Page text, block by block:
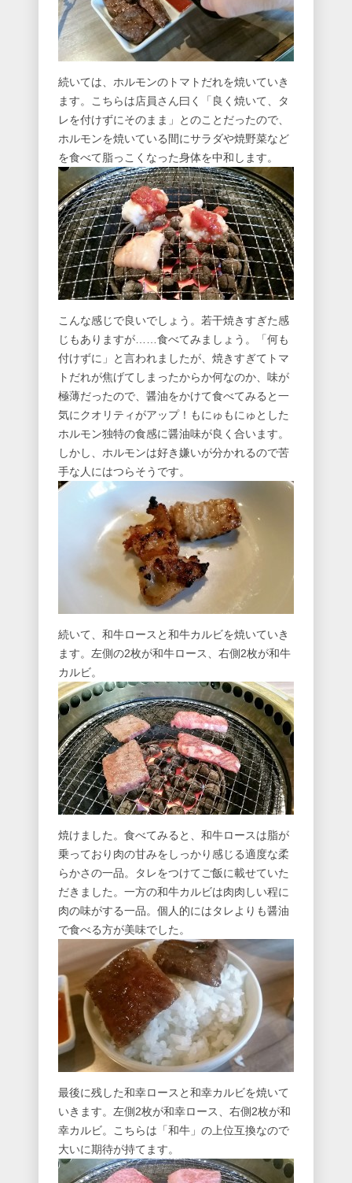
続いては、ホルモンのトマトだれを焼いていき
ます。こちらは店員さん曰く「良く焼いて、タ
レを付けずにそのまま」とのことだったので、
ホルモンを焼いている間にサラダや焼野菜など
を食べて脂っこくなった身体を中和します。
こんな感じで良いでしょう。若干焼きすぎた感
じもありますが……食べてみましょう。「何も
付けずに」と言われましたが、焼きすぎてトマ
トだれが焦げてしまったからか何なのか、味が
極薄だったので、醤油をかけて食べてみると一
気にクオリティがアップ！もにゅもにゅとした
ホルモン独特の食感に醤油味が良く合います。
しかし、ホルモンは好き嫌いが分かれるので苦
手な人にはつらそうです。
続いて、和牛ロースと和牛カルビを焼いていき
ます。左側の2枚が和牛ロース、右側2枚が和牛
カルビ。
焼けました。食べてみると、和牛ロースは脂が
乗っており肉の甘みをしっかり感じる適度な柔
らかさの一品。タレをつけてご飯に載せていた
だきました。一方の和牛カルビは肉肉しい程に
肉の味がする一品。個人的にはタレよりも醤油
で食べる方が美味でした。
最後に残した和幸ロースと和幸カルビを焼いて
いきます。左側2枚が和幸ロース、右側2枚が和
幸カルビ。こちらは「和牛」の上位互換なので
大いに期待が持てます。